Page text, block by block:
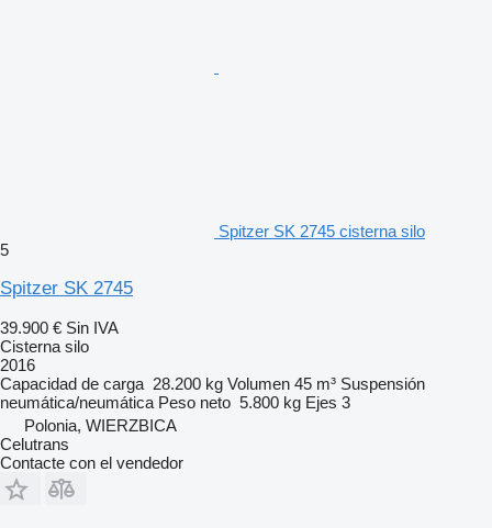
Spitzer SK 2745 cisterna silo
5
Spitzer SK 2745
39.900 € Sin IVA
Cisterna silo
2016
Capacidad de carga 28.200 kg Volumen 45 m³ Suspensión
neumática/neumática Peso neto 5.800 kg Ejes 3
Polonia, WIERZBICA
Celutrans
Contacte con el vendedor